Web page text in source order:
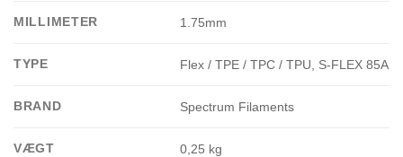
MILLIMETER 1.75mm
TYPE Flex / TPE / TPC / TPU, S-FLEX 85A
BRAND Spectrum Filaments
VÆGT 0,25 kg